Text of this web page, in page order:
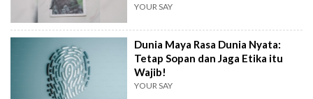
YOUR SAY
Dunia Maya Rasa Dunia Nyata:
Tetap Sopan dan Jaga Etika itu
Wajib!
YOUR SAY